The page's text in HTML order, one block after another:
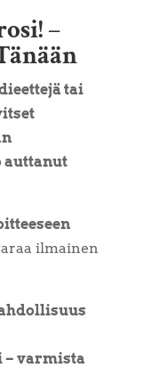
–
tai
auttanut
ilmainen
– varmista